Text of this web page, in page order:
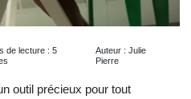
de lecture : 5
Auteur : Julie
Pierre
outil précieux pour tout